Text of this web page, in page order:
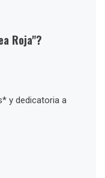
Roja"?
y dedicatoria a